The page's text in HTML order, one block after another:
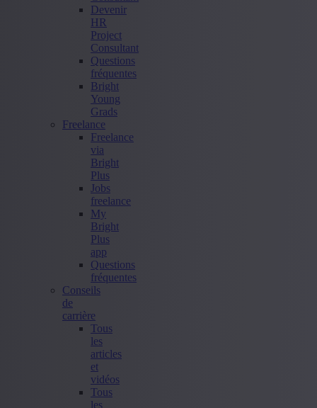
Devenir
HR
Project
Consultant
Questions
fréquentes
Bright
Young
Grads
Freelance
Freelance
via
Bright
Plus
Jobs
freelance
My
Bright
Plus
app
Questions
fréquentes
Conseils
de
carrière
Tous
les
articles
et
vidéos
Tous
les